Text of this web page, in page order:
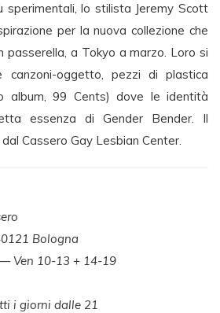
sperimentali, lo stilista Jeremy Scott
per la nuova collezione che
passerella, a Tokyo a marzo. Loro si
canzoni-oggetto, pezzi di plastica
album, 99 Cents) dove le identità
essenza di Gender Bender. Il
Cassero Gay Lesbian Center.
Bologna
Ven 10-13 + 14-19
i giorni dalle 21